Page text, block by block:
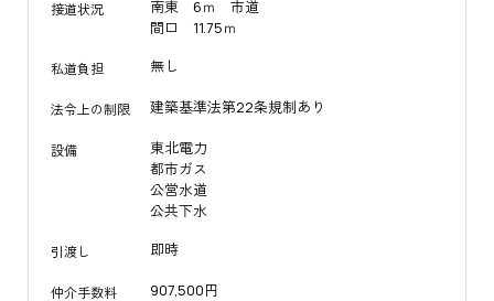
接道状況
南東 6ｍ 市道
間口 11.75ｍ
私道負担 無し
法令上の制限 建築基準法第22条規制あり
設備
東北電力
都市ガス
公営水道
公共下水
引渡し 即時
仲介手数料 907,500円